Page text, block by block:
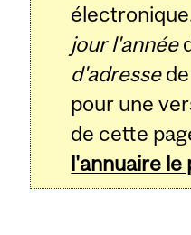
jour l'année
d'adressede
pour une
de cette
l'annuaire le